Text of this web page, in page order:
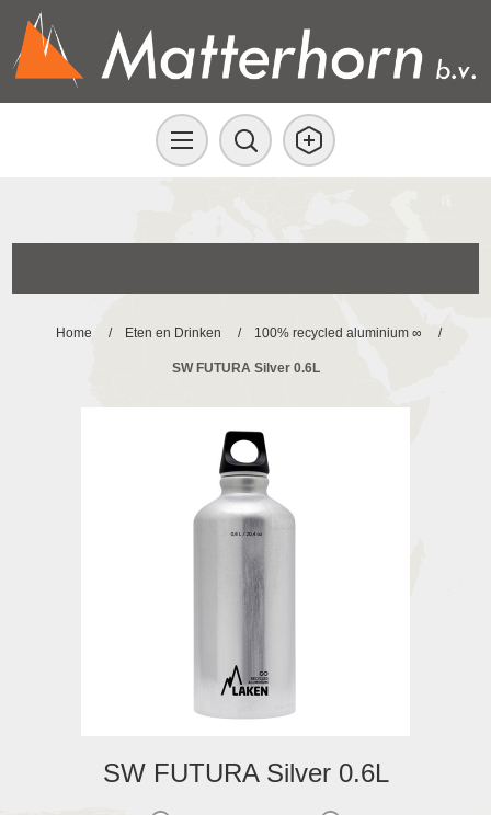
Home / Eten en Drinken / 100% recycled aluminium ∞ /
SW FUTURA Silver 0.6L
SW FUTURA Silver 0.6L